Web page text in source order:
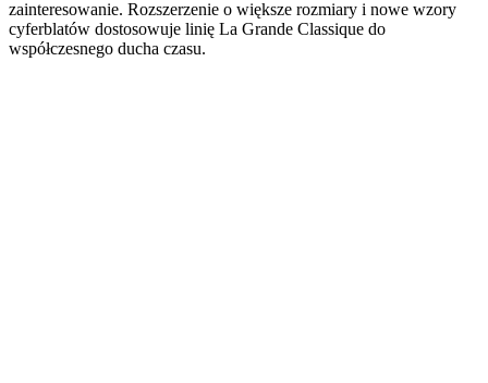
zainteresowanie. Rozszerzenie o większe rozmiary i nowe wzory
cyferblatów dostosowuje linię La Grande Classique do
współczesnego ducha czasu.